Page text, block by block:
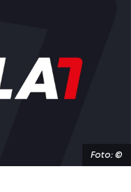
Foto: ©